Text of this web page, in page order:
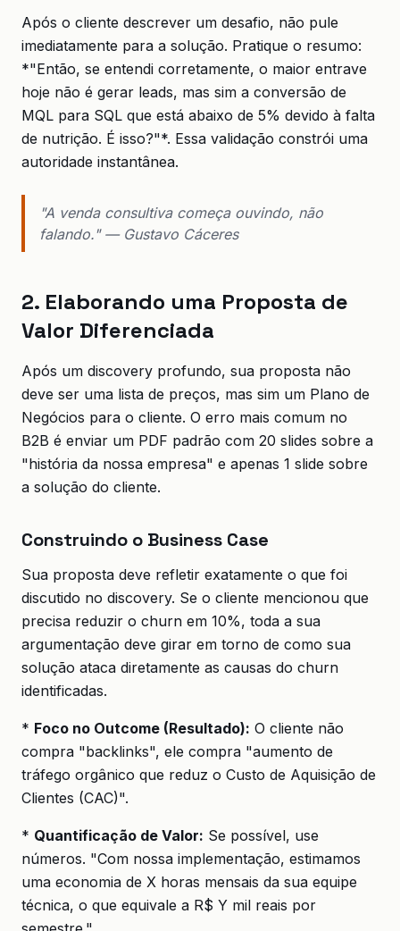
Após o cliente descrever um desafio, não pule
imediatamente para a solução. Pratique o resumo:
*"Então, se entendi corretamente, o maior entrave
hoje não é gerar leads, mas sim a conversão de
MQL para SQL que está abaixo de 5% devido à falta
de nutrição. É isso?"*. Essa validação constrói uma
autoridade instantânea.
"A venda consultiva começa ouvindo, não
falando." — Gustavo Cáceres
2. Elaborando uma Proposta de
Valor Diferenciada
Após um discovery profundo, sua proposta não
deve ser uma lista de preços, mas sim um Plano de
Negócios para o cliente. O erro mais comum no
B2B é enviar um PDF padrão com 20 slides sobre a
"história da nossa empresa" e apenas 1 slide sobre
a solução do cliente.
Construindo o Business Case
Sua proposta deve refletir exatamente o que foi
discutido no discovery. Se o cliente mencionou que
precisa reduzir o churn em 10%, toda a sua
argumentação deve girar em torno de como sua
solução ataca diretamente as causas do churn
identificadas.
* Foco no Outcome (Resultado): O cliente não
compra "backlinks", ele compra "aumento de
tráfego orgânico que reduz o Custo de Aquisição de
Clientes (CAC)".
* Quantificação de Valor: Se possível, use
números. "Com nossa implementação, estimamos
uma economia de X horas mensais da sua equipe
técnica, o que equivale a R$ Y mil reais por